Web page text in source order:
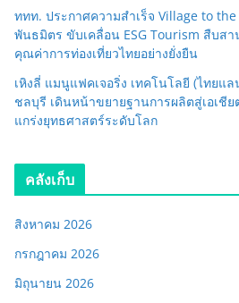
ททท. ประกาศความสำเร็จ Village to
พันธมิตร ขับเคลื่อน ESG Tourism สืบส
คุณค่าการท่องเที่ยวไทยอย่างยั่งยืน
เหิงลี่ แมนูแฟคเจอริ่ง เทคโนโลยี (ไทยแ
ชลบุรี เดินหน้าขยายฐานการผลิตสู่เอเชีย
แกร่งยุทธศาสตร์ระดับโลก
คลังเก็บ
สิงหาคม 2026
กรกฎาคม 2026
มิถุนายน 2026